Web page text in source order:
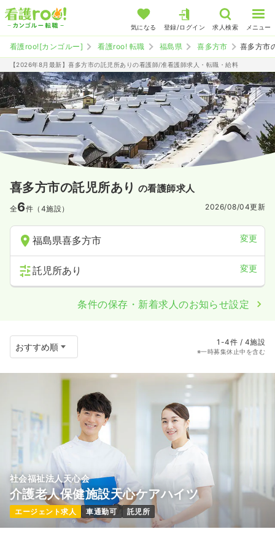
気になる 登録/ログイン 求人検索 メニュー
看護roo![カンゴルー] 看護roo! 転職 福島県 喜多方市 喜多方市
【2026年8月最新】喜多方市の託児所ありの看護師/准看護師求人・転職・給料
喜多方市の託児所あり の看護師求人
全6件（4施設） 2026/08/04更新
福島県喜多方市 変更
託児所あり 変更
条件の保存・新着求人のお知らせ設定
1-4件 / 4施設
※一時募集休止中を含む
社会福祉法人天心会
介護老人保健施設天心ケアハイツ
エージェント求人 車通勤可 託児所